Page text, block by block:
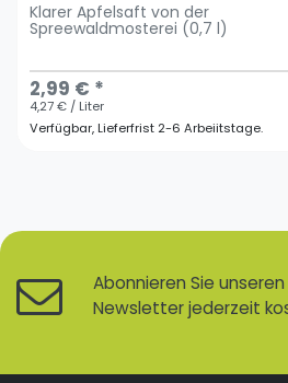
Klarer Apfelsaft von der
Spreewaldmosterei (0,7 l)
2,99 € *
4,27 € / Liter
Verfügbar, Lieferfrist 2-6 Arbeiitstage.
Abonnieren Sie
Newsletter jederzeit